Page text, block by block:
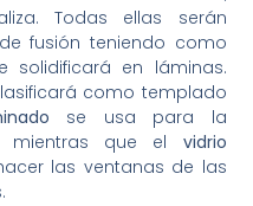
Todas ellas serán
fusión teniendo como
solidificará en láminas.
como templado
se usa para la
mientras que el vidrio
las ventanas de las